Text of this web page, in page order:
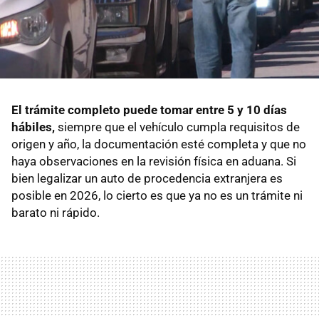
El trámite completo puede tomar entre 5 y 10 días
hábiles, siempre que el vehículo cumpla requisitos de
origen y año, la documentación esté completa y que no
haya observaciones en la revisión física en aduana. Si
bien legalizar un auto de procedencia extranjera es
posible en 2026, lo cierto es que ya no es un trámite ni
barato ni rápido.